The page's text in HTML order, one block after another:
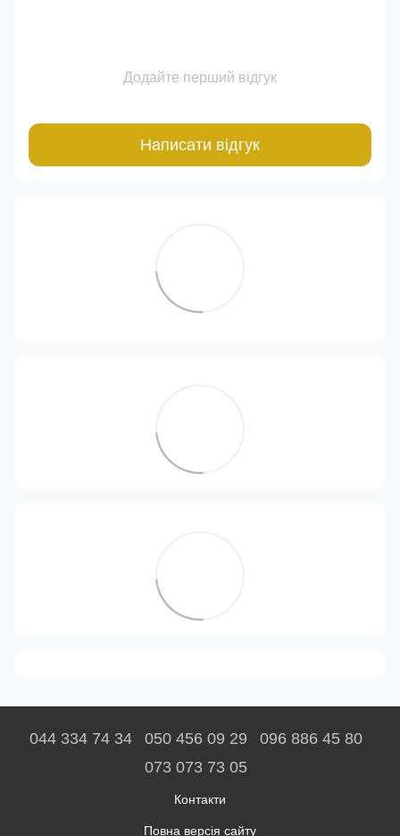
Додайте перший відгук
Написати відгук
044 334 74 34 050 456 09 29
096 886 45 80
073 073 73 05
Контакти
Повна версія сайту